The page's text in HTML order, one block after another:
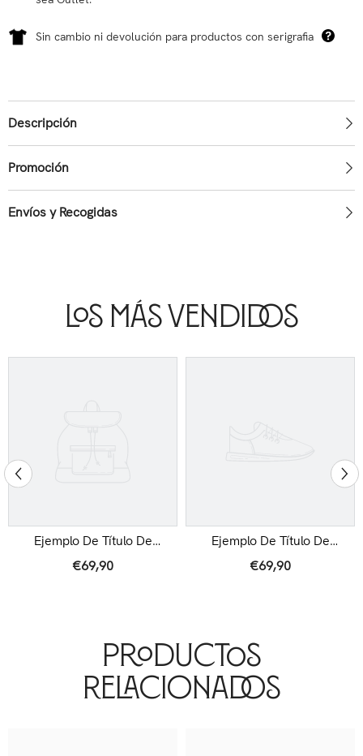
Sin cambio ni devolución para productos con serigrafia
Descripción
Promoción
Envíos y Recogidas
Los Más Vendidos
Ejemplo De Título De
Producto
€69,90
Ejemplo De Título De
Producto
€69,90
Productos
Relacionados